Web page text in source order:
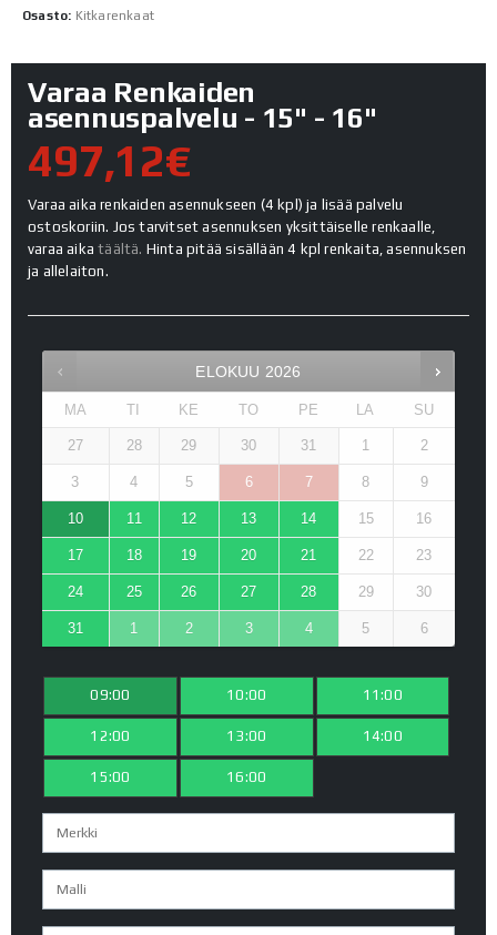
Osasto: Kitkarenkaat
Varaa Renkaiden
asennuspalvelu - 15" - 16"
497,12€
Varaa aika renkaiden asennukseen (4 kpl) ja lisää palvelu
ostoskoriin. Jos tarvitset asennuksen yksittäiselle renkaalle,
varaa aikatäältä. Hinta pitää sisällään 4 kpl renkaita, asennuksen
ja allelaiton.
ELOKUU 2026
MA TI KE TO PE LA SU
27 28 29 30 31 1 2
3 4 5 6 7 8 9
10 11 12 13 14 15 16
17 18 19 20 21 22 23
24 25 26 27 28 29 30
31 1 2 3 4 5 6
09:00 10:00 11:00
12:00 13:00 14:00
15:00 16:00